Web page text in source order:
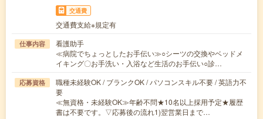
交通費
交通費支給※規定有
仕事内容
看護助手
≪病院でちょっとしたお手伝い≫○シーツの交換やベッドメ
イキング〇お手洗い・入浴など生活のお手伝い○診…
応募資格
職種未経験OK / ブランクOK / パソコンスキル不要 / 英語力不
要
≪無資格・未経験OK≫年齢不問★10名以上採用予定★履歴
書は不要です。▽応募後の流れ1)翌営業日まで…